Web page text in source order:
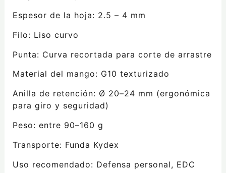
Espesor de la hoja: 2.5 – 4 mm
Filo: Liso curvo
Punta: Curva recortada para corte de arrastre
Material del mango: G10 texturizado
Anilla de retención: Ø 20–24 mm (ergonómica
para giro y seguridad)
Peso: entre 90–160 g
Transporte: Funda Kydex
Uso recomendado: Defensa personal, EDC